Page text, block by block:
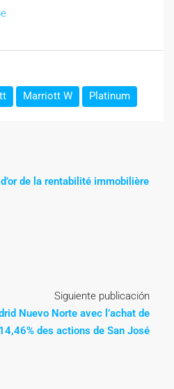
Marriott W Platinum
de la rentabilité immobilière
Siguiente publicación
Nuevo Norte avec l’achat de
14,46% des actions de San José